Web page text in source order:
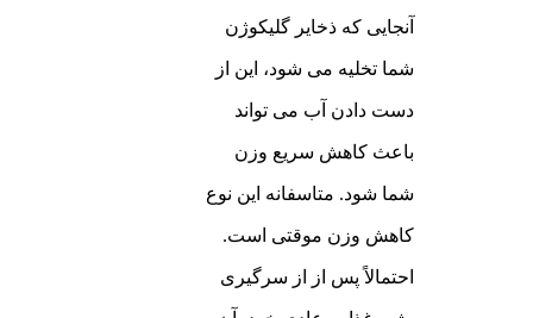
آنجایی که ذخایر گلیکوژن
شما تخلیه می شود، این از
دست دادن آب می تواند
باعث کاهش سریع وزن
شما شود. متاسفانه این نوع
کاهش وزن موقتی است.
احتمالاً پس از از سرگیری